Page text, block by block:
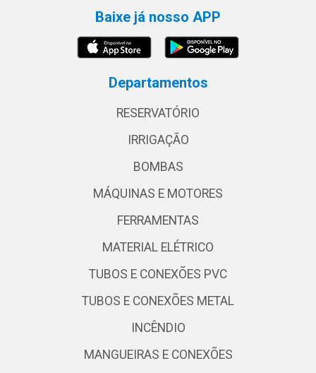
Baixe já nosso APP
Departamentos
RESERVATÓRIO
IRRIGAÇÃO
BOMBAS
MÁQUINAS E MOTORES
FERRAMENTAS
MATERIAL ELÉTRICO
TUBOS E CONEXÕES PVC
TUBOS E CONEXÕES METAL
INCÊNDIO
MANGUEIRAS E CONEXÕES